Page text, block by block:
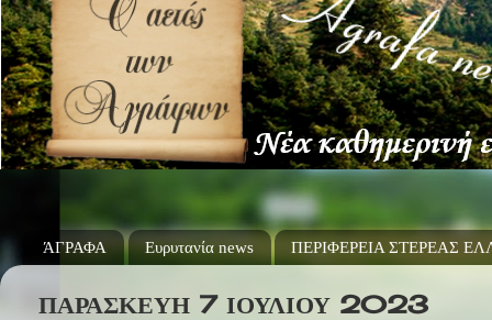
ΆΓΡΑΦΑ Ευρυτανία news ΠΕΡΙΦΕΡΕΙΑ ΣΤΕΡΕΑΣ
ΠΑΡΑΣΚΕΥΉ 7 ΙΟΥΛΊΟΥ 2023